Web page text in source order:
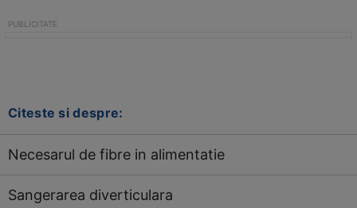
Citeste si despre:
Necesarul de fibre in alimentatie
Sangerarea diverticulara